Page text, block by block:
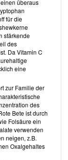
studierte
der
der
besten
cooking) geht es
taste), Textur
).
(soups, pâtés &
überaus
für die
stärkende
des
Da Vitamin C
eine
zur Familie der
des
Bete ist durch
Folsäure ein
verwenden
neigen, z.B.
Oxalgehaltes